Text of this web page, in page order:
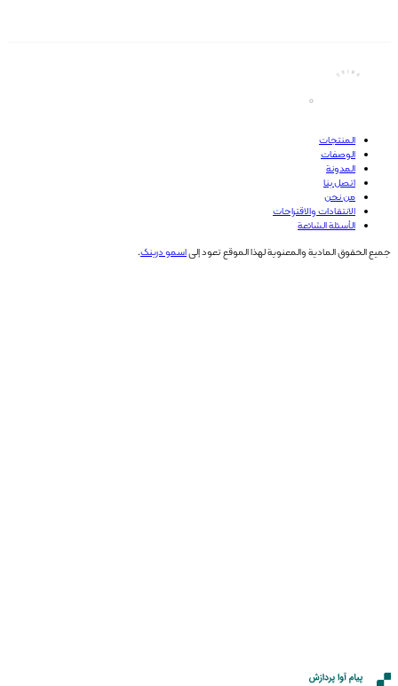
هدفهم تقليل استهلاك المشروبات الغازية والمشروبات عالية السكر. تحتوي بعض منتجات هذه
العلامة التجارية على ألياف بريبيوتيك، وفيتامينات، ومعادن، وفواكه مجففة بالتجميد، ومصادر طبيعية
المكرر، ولها مؤشر جلايسيمي منخفض.
المنتجات
الوصفات
المدونة
اتصل بنا
من نحن
الانتقادات والاقتراحات
الأسئلة الشائعة
جميع الحقوق المادية والمعنوية لهذا الموقع تعود إلىاسمو درینک.